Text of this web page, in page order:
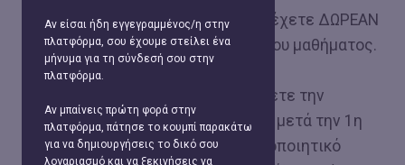
Με την εγγραφή σας στο μάθημα έχετε ΔΩΡΕΑΝ
πρόσβαση στην πρώτη ενότητα του μαθήματος.
Αν επιθυμείτε να συνεχίσετε την
παρακολούθηση του μαθήματος μετά την 1η
ενότητα και να λάβετε Πιστοποιητικό
Αν είσαι ήδη εγγεγραμμένος/η στην
πλατφόρμα, σου έχουμε στείλει ένα
μήνυμα για τη σύνδεσή σου στην
πλατφόρμα.
Αν μπαίνεις πρώτη φορά στην
πλατφόρμα, πάτησε το κουμπί παρακάτω
για να δημιουργήσεις το δικό σου
λογαριασμό και να ξεκινήσεις να